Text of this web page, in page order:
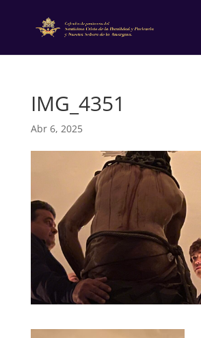
IMG_4351
Abr 6, 2025